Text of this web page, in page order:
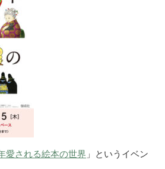
愛される絵本の世界 」というイベン